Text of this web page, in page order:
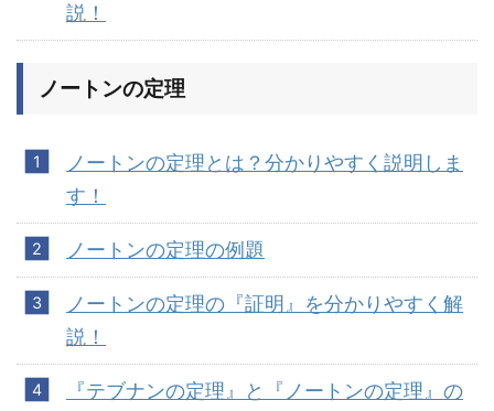
説！
ノートンの定理
ノートンの定理とは？分かりやすく説明しま
す！
ノートンの定理の例題
ノートンの定理の『証明』を分かりやすく解
説！
『テブナンの定理』と『ノートンの定理』の